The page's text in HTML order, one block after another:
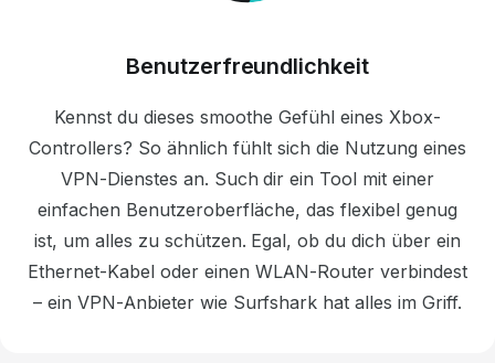
Benutzerfreundlichkeit
Kennst du dieses smoothe Gefühl eines Xbox-
Controllers? So ähnlich fühlt sich die Nutzung eines
VPN-Dienstes an. Such dir ein Tool mit einer
einfachen Benutzeroberfläche, das flexibel genug
ist, um alles zu schützen. Egal, ob du dich über ein
Ethernet-Kabel oder einen WLAN-Router verbindest
– ein VPN-Anbieter wie Surfshark hat alles im Griff.